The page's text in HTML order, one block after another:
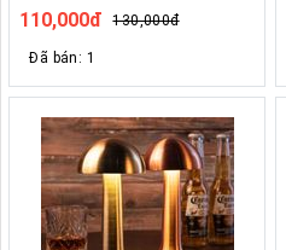
110,000đ 130,000đ
Đã bán: 1